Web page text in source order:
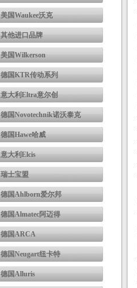
美国Waukee沃克
其他进口品牌
美国Wilkerson
德国KTR传动系列
意大利Eltra意尔创
德国Novotechnik诺沃泰克
德国Hawe哈威
意大利Elcis
瑞士宝盟
德国Ahlborn爱尔邦
德国Almatec阿迈得
德国ARCA
德国Neugart纽卡特
德国Alluris